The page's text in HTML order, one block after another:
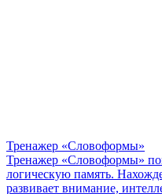
Тренажер «Словоформы»
Тренажер «Словоформы»
логическую память.
развивает внимание,